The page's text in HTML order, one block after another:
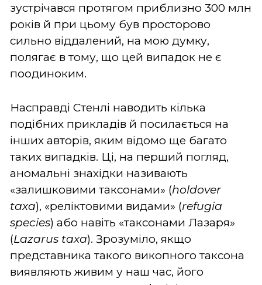
зустрічався протягом приблизно 300 млн
років й при цьому був просторово
сильно віддалений, на мою думку,
полягає в тому, що цей випадок не є
поодиноким.
Насправді Стенлі наводить кілька
подібних прикладів й посилається на
інших авторів, яким відомо ще багато
таких випадків. Ці, на перший погляд,
аномальні знахідки називають
«залишковими таксонами» (holdover
taxa), «реліктовими видами» (refugia
species) або навіть «таксонами Лазаря»
(Lazarus taxa). Зрозуміло, якщо
представника такого викопного таксона
виявляють живим у наш час, його